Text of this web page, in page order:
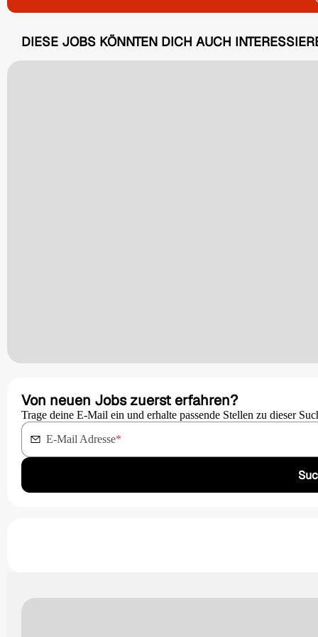
DIESE JOBS KÖNNTEN DICH AUCH
Von neuen Jobs zuerst erfahren?
Trage deine E-Mail ein und erhalte passende Stellen zu dieser
E-Mail Adresse*